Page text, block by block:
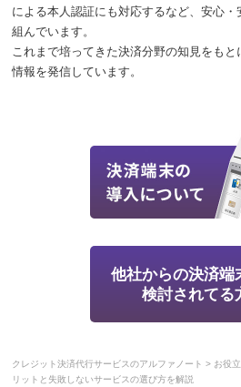
による本人認証にも対応するなど、安心・
組んでいます。
これまで培ってきた決済分野の知見をも
情報を発信しています。
他社からの決済端
検討されてる
クレジット決済代行サービスのアルファノート > お役
リットと失敗しないサービスの選び方を解説